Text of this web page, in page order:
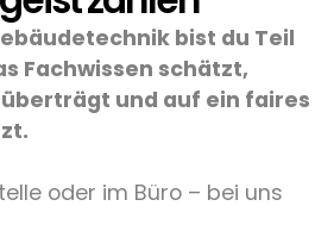
bist du Teil
Fachwissen schätzt,
und auf ein faires
oder im Büro – bei uns